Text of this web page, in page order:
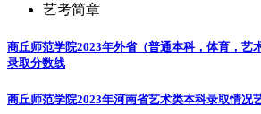
艺考简章
商丘师范学院2023年外省（普通本科，体育，艺
录取分数线
商丘师范学院2023年河南省艺术类本科录取情况